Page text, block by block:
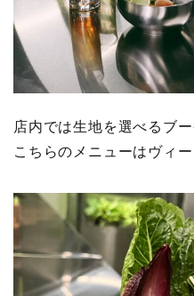
店内では生地を選べるブ
こちらのメニューはヴィ